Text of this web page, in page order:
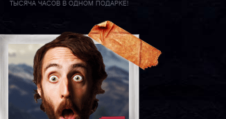
ТЫСЯЧА ЧАСОВ В ОДНОМ ПОДАРКЕ!